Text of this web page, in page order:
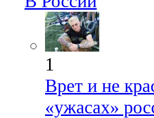
1
Врет и не
«ужасах»